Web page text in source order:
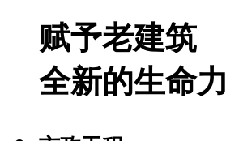
赋予老建筑
全新的生命力